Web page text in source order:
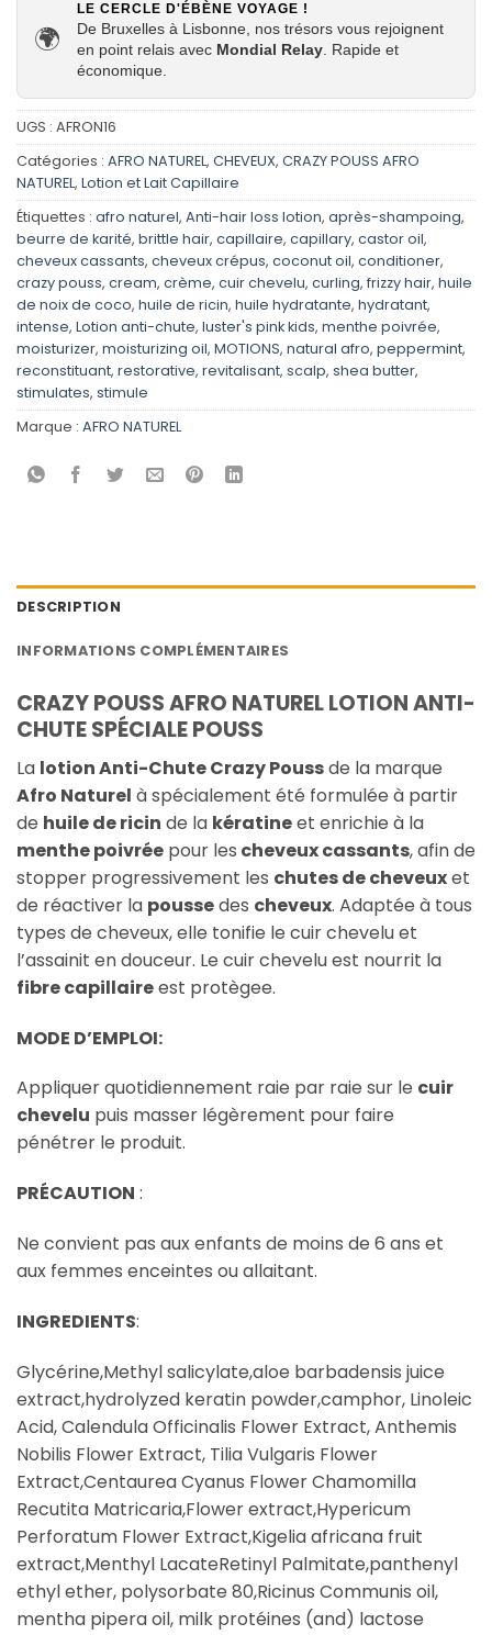
🌍
LE CERCLE D'ÉBÈNE VOYAGE !
De Bruxelles à Lisbonne, nos trésors vous rejoignent
en point relais avec Mondial Relay. Rapide et
économique.
UGS : AFRON16
Catégories : AFRO NATUREL, CHEVEUX, CRAZY POUSS AFRO
NATUREL, Lotion et Lait Capillaire
Étiquettes : afro naturel, Anti-hair loss lotion, après-shampoing,
beurre de karité, brittle hair, capillaire, capillary, castor oil,
cheveux cassants, cheveux crépus, coconut oil, conditioner,
crazy pouss, cream, crème, cuir chevelu, curling, frizzy hair, huile
de noix de coco, huile de ricin, huile hydratante, hydratant,
intense, Lotion anti-chute, luster's pink kids, menthe poivrée,
moisturizer, moisturizing oil, MOTIONS, natural afro, peppermint,
reconstituant, restorative, revitalisant, scalp, shea butter,
stimulates, stimule
Marque : AFRO NATUREL
DESCRIPTION
INFORMATIONS COMPLÉMENTAIRES
CRAZY POUSS AFRO NATUREL LOTION ANTI-
CHUTE SPÉCIALE POUSS
La lotion Anti-Chute Crazy Poussde la marque
Afro Naturel à spécialement été formulée à partir
de huile de ricin de la kératineet enrichie à la
menthe poivrée pour les cheveux cassants, afin de
stopper progressivement les chutes de cheveuxet
de réactiver la poussedes cheveux. Adaptée à tous
types de cheveux, elle tonifie le cuir chevelu et
l’assainit en douceur. Le cuir chevelu est nourrit la
fibre capillaireest protègee.
MODE D’EMPLOI:
Appliquer quotidiennement raie par raie sur le cuir
chevelu puis masser légèrement pour faire
pénétrer le produit.
PRÉCAUTION :
Ne convient pas aux enfants de moins de 6 ans et
aux femmes enceintes ou allaitant.
INGREDIENTS:
Glycérine,Methyl salicylate,aloe barbadensis juice
extract,hydrolyzed keratin powder,camphor, Linoleic
Acid, Calendula Officinalis Flower Extract, Anthemis
Nobilis Flower Extract, Tilia Vulgaris Flower
Extract,Centaurea Cyanus Flower Chamomilla
Recutita Matricaria,Flower extract,Hypericum
Perforatum Flower Extract,Kigelia africana fruit
extract,Menthyl LacateRetinyl Palmitate,panthenyl
ethyl ether, polysorbate 80,Ricinus Communis oil,
mentha pipera oil, milk protéines (and) lactose